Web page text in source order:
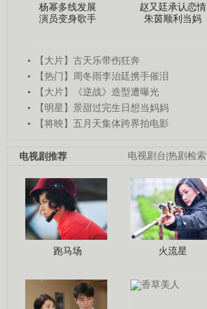
杨幂多线发展
演员变身歌手
赵又廷承认恋情
朱茵顺利当妈
【大片】古天乐带伤狂奔
【热门】周冬雨李治廷携手催泪
【大片】《逆战》造型遭曝光
【明星】景甜过完生日想当妈妈
【将映】五月天集体跨界拍电影
电视剧台 热剧检索
电视剧推荐
跑马场 火流星